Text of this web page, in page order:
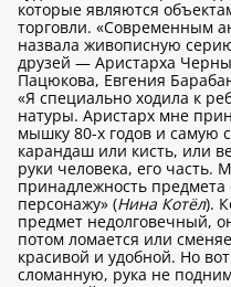
которые являются
торговли. «Современным
назвала живописную
друзей — Аристарха
Пацюкова, Евгения
«Я специально ходила к
натуры. Аристарх мне
мышку 80-х годов и
карандаш или кисть, или
руки человека, его часть.
принадлежность
персонажу» (Нина Котёл).
предмет недолговечный,
потом ломается или
красивой и удобной. Но
сломанную, рука не